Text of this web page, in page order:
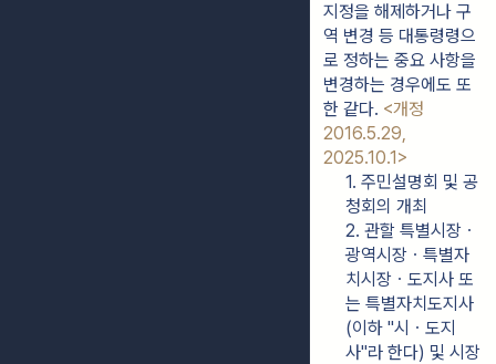
지정을 해제하거나 구
역 변경 등 대통령령으
로 정하는 중요 사항을
변경하는 경우에도 또
한 같다. <개정
2016.5.29,
2025.10.1>
1. 주민설명회 및 공
청회의 개최
2. 관할 특별시장ㆍ
광역시장ㆍ특별자
치시장ㆍ도지사 또
는 특별자치도지사
(이하 "시ㆍ도지
사"라 한다) 및 시장